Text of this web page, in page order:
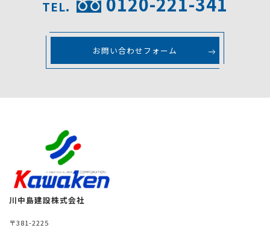
TEL.
お問い合わせフォーム
川中島建設株式会社
〒381-2225